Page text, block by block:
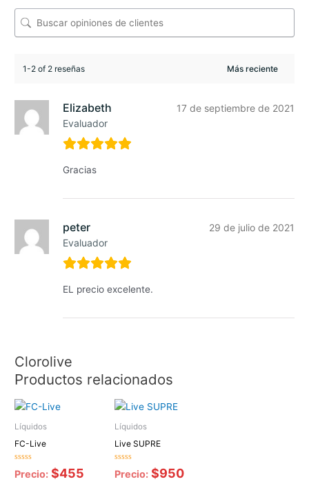
1-2 of 2 reseñas
Elizabeth
Evaluador
17 de septiembre de 2021
Gracias
peter
Evaluador
29 de julio de 2021
EL precio excelente.
Clorolive
Productos relacionados
Líquidos
FC-Live
Valorado
con
Precio: $455
Líquidos
Live SUPRE
Valorado
con
Precio: $950